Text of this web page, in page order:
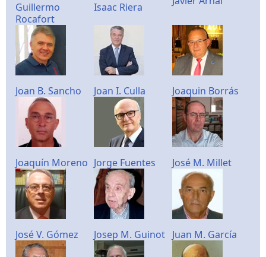
Guillermo
Rocafort
Isaac Riera
Joan B. Sancho Joan I. Culla Joaquin Borrás
Joaquín Moreno Jorge Fuentes José M. Millet
José V. Gómez Josep M. Guinot Juan M. García